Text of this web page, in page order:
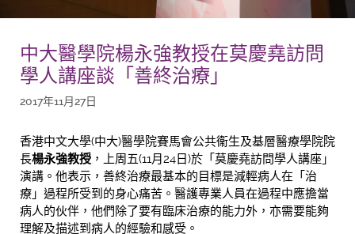
中大醫學院楊永強教授在莫慶堯訪問
學人講座談「善終治療」
2017年11月27日
香港中文大學(中大)醫學院賽馬會公共衞生及基層醫療學院院
長楊永強教授 ，上周五(11月24日)於「莫慶堯訪問學人講座」
演講。他表示，善終治療最基本的目標是減輕病人在「治
療」過程所受到的身心痛苦。醫護專業人員在過程中應擔當
病人的伙伴，他們除了要有臨床治療的能力外，亦需要能夠
理解及描述到病人的經驗和感受。